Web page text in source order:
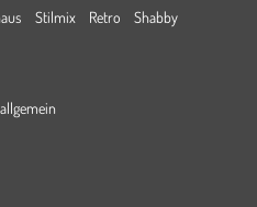
Stilmix Retro
Shabby